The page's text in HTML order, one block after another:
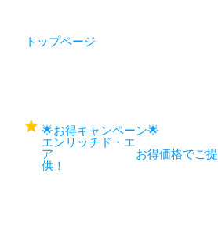
トップページ
🌟お得キャンペーン🌟
エンリッチド・エ
ア お得価格でご提
供！